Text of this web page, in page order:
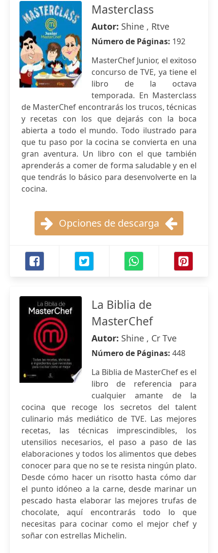
Masterclass
Autor: Shine , Rtve
Número de Páginas: 192
MasterChef Junior, el exitoso
concurso de TVE, ya tiene el
libro de la octava
temporada. En Masterclass
de MasterChef encontrarás los trucos, técnicas
y recetas con los que dejarás con la boca
abierta a todo el mundo. Todo ilustrado para
que tu paso por la cocina se convierta en una
gran aventura. Un libro con el que también
aprenderás a comer de forma saludable y en el
que tendrás lo básico para desenvolverte en la
cocina.
Opciones de descarga
La Biblia de
MasterChef
Autor: Shine , Cr Tve
Número de Páginas: 448
La Biblia de MasterChef es el
libro de referencia para
cualquier amante de la
cocina que recoge los secretos del talent
culinario más mediático de TVE. Las mejores
recetas, las técnicas imprescindibles, los
utensilios necesarios, el paso a paso de las
elaboraciones y todos los alimentos que debes
conocer para que no se te resista ningún plato.
Desde cómo hacer un risotto hasta cómo dar
el punto idóneo a la carne, desde marinar un
pescado hasta elaborar las mejores trufas de
chocolate, aquí encontrarás todo lo que
necesitas para cocinar como el mejor chef y
soñar con estrellas Michelin.